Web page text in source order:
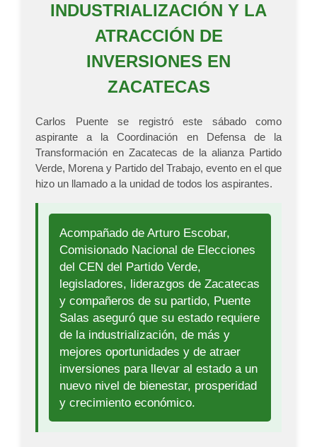
INDUSTRIALIZACIÓN Y LA
ATRACCIÓN DE
INVERSIONES EN
ZACATECAS
Carlos Puente se registró este sábado como
aspirante a la Coordinación en Defensa de la
Transformación en Zacatecas de la alianza Partido
Verde, Morena y Partido del Trabajo, evento en el que
hizo un llamado a la unidad de todos los aspirantes.
Acompañado de Arturo Escobar,
Comisionado Nacional de Elecciones
del CEN del Partido Verde,
legisladores, liderazgos de Zacatecas
y compañeros de su partido, Puente
Salas aseguró que su estado requiere
de la industrialización, de más y
mejores oportunidades y de atraer
inversiones para llevar al estado a un
nuevo nivel de bienestar, prosperidad
y crecimiento económico.